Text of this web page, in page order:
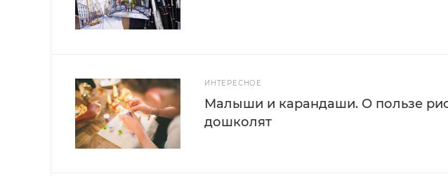
ИНТЕРЕСНОЕ
Малыши и карандаши. О пользе
дошколят